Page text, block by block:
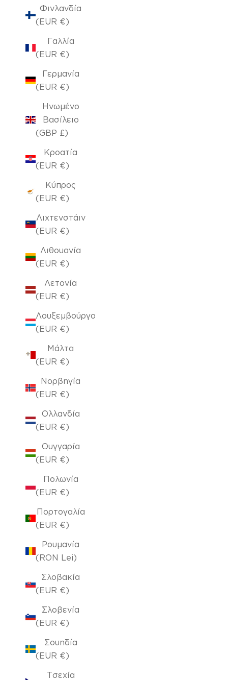
Φινλανδία
(EUR €)
Γαλλία
(EUR €)
Γερμανία
(EUR €)
Ηνωμένο
Βασίλειο
(GBP £)
Κροατία
(EUR €)
Κύπρος
(EUR €)
Λιχτενστάιν
(EUR €)
Λιθουανία
(EUR €)
Λετονία
(EUR €)
Λουξεμβούργο
(EUR €)
Μάλτα
(EUR €)
Νορβηγία
(EUR €)
Ολλανδία
(EUR €)
Ουγγαρία
(EUR €)
Πολωνία
(EUR €)
Πορτογαλία
(EUR €)
Ρουμανία
(RON Lei)
Σλοβακία
(EUR €)
Σλοβενία
(EUR €)
Σουηδία
(EUR €)
Τσεχία